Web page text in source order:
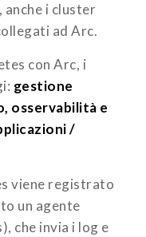
i cluster
ad Arc.
con Arc, i
gestione
osservabilità e
/
viene registrato
un agente
che invia i log e